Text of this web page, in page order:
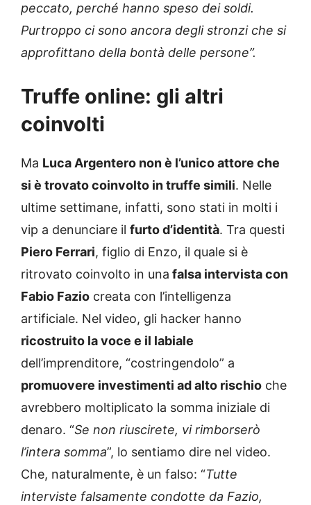
peccato, perché hanno speso dei soldi.
Purtroppo ci sono ancora degli stronzi che si
approfittano della bontà delle persone”.
Truffe online: gli altri
coinvolti
Ma Luca Argentero non è l’unico attore che
si è trovato coinvolto in truffe simili. Nelle
ultime settimane, infatti, sono stati in molti i
vip a denunciare il furto d’identità. Tra questi
Piero Ferrari, figlio di Enzo, il quale si è
ritrovato coinvolto in una falsa intervista con
Fabio Fazio creata con l’intelligenza
artificiale. Nel video, gli hacker hanno
ricostruito la voce e il labiale
dell’imprenditore, “costringendolo” a
promuovere investimenti ad alto rischio che
avrebbero moltiplicato la somma iniziale di
denaro. “Se non riuscirete, vi rimborserò
l’intera somma”, lo sentiamo dire nel video.
Che, naturalmente, è un falso: “Tutte
interviste falsamente condotte da Fazio,